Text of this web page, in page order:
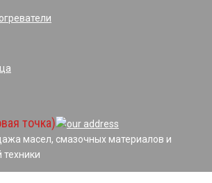
точка)
масел, смазочных материалов и